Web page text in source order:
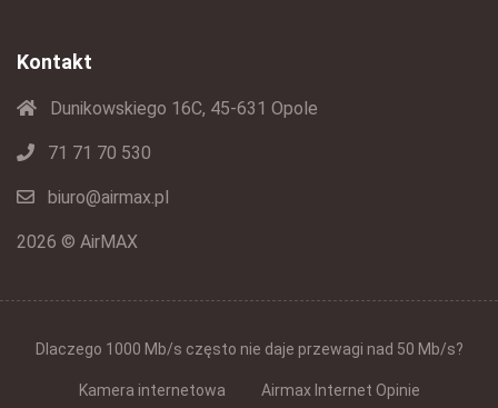
Kontakt
Dunikowskiego 16C, 45-631 Opole
71 71 70 530
biuro@airmax.pl
2026 © AirMAX
Dlaczego 1000 Mb/s często nie daje przewagi nad 50 Mb/s?
Kamera internetowa Airmax Internet Opinie